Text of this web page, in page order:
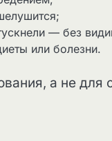
— без
или болезни.
а не для